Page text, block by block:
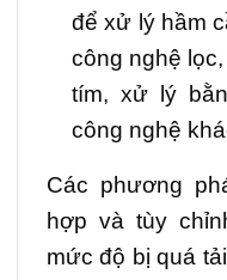
để xử lý hầm
công nghệ
tím, xử lý
công nghệ
Các phương
hợp và tùy
mức độ bị quá